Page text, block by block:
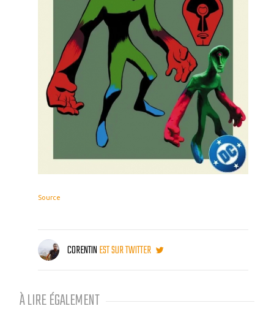
Source
CORENTINEST SUR TWITTER
À LIRE ÉGALEMENT